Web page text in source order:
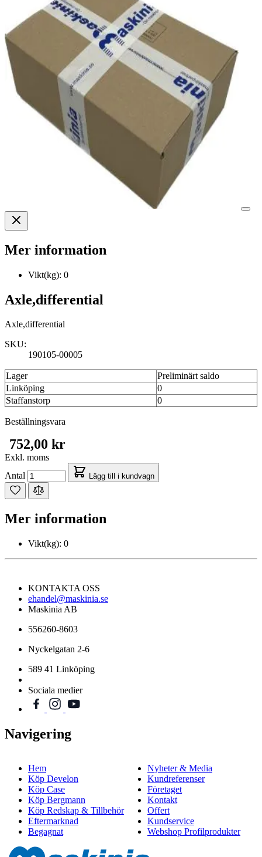
Mer information
Vikt(kg): 0
Axle,differential
Axle,differential
SKU:
190105-00005
Lager
Preliminärt saldo
Linköping
0
Staffanstorp
0
Beställningsvara
752,00 kr
Exkl. moms
Antal
Lägg till i kundvagn
Mer information
Vikt(kg): 0
KONTAKTA OSS
ehandel@maskinia.se
Maskinia AB
556260-8603
Nyckelgatan 2-6
589 41 Linköping
Sociala medier
Navigering
Hem
Köp Develon
Köp Case
Köp Bergmann
Köp Redskap & Tillbehör
Eftermarknad
Begagnat
Nyheter & Media
Kundreferenser
Företaget
Kontakt
Offert
Kundservice
Webshop Profilprodukter